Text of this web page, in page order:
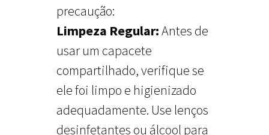
precaução:
Limpeza Regular:Antes de
usar um capacete
compartilhado, verifique se
ele foi limpo e higienizado
adequadamente. Use lenços
desinfetantes ou álcool para